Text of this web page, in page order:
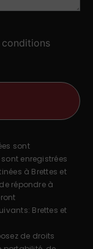
sont
enregistrées
à Brettes et
répondre à
Brettes et
de droits